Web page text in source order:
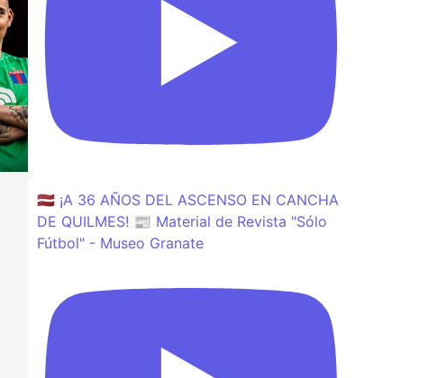
🇱🇻 ¡A 36 AÑOS DEL ASCENSO EN CANCHA
DE QUILMES! 📰 Material de Revista "Sólo
Fútbol" - Museo Granate